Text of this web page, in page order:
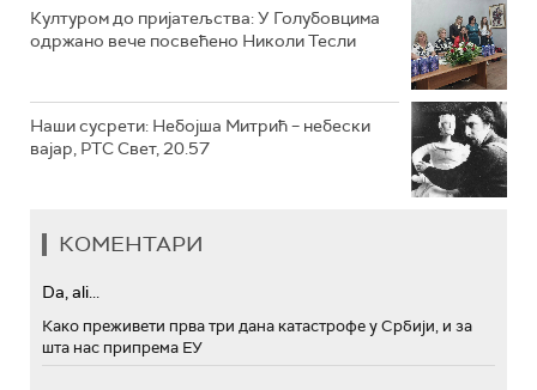
Културом до пријатељства: У Голубовцима
одржано вече посвећено Николи Тесли
Наши сусрети: Небојша Митрић – небески
вајар, РТС Свет, 20.57
КОМЕНТАРИ
Da, ali...
Како преживети прва три дана катастрофе у Србији, и за
шта нас припрема ЕУ